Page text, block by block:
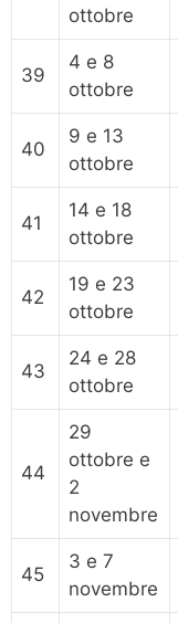
ottobre
39
4 e 8
ottobre
40
9 e 13
ottobre
41
14 e 18
ottobre
42
19 e 23
ottobre
43
24 e 28
ottobre
44
29
ottobre e
2
novembre
45
3 e 7
novembre